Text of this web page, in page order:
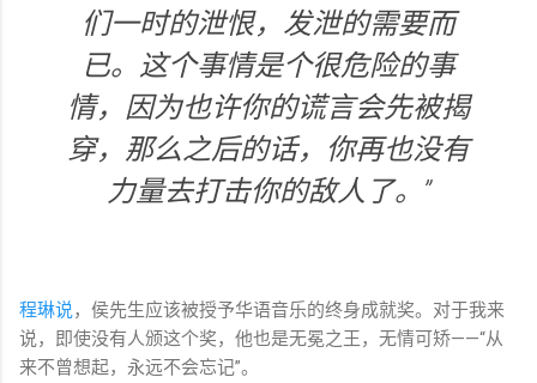
们一时的泄恨，发泄的需要而
已。这个事情是个很危险的事
情，因为也许你的谎言会先被揭
穿，那么之后的话，你再也没有
力量去打击你的敌人了。”
程琳说，侯先生应该被授予华语音乐的终身成就奖。对于我来
说，即使没有人颁这个奖，他也是无冕之王，无情可矫——“从
来不曾想起，永远不会忘记”。